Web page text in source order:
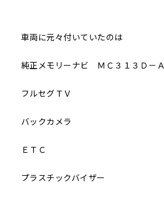
車両に元々付いていたのは
純正メモリーナビ ＭＣ３１３Ｄ－Ａ
フルセグＴＶ
バックカメラ
ＥＴＣ
プラスチックバイザー